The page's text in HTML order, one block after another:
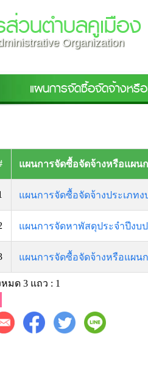
วนตำบลคูเมือง
Organization
แผนการจัดซื้อจัดจ้างหรื
แผนการจัดซื้อจัดจ้างหรือแผน
แผนการจัดซื้อจัดจ้างประเภท
แผนการจัดหาพัสดุประจำปีงบ
แผนการจัดซื้อจัดจ้างหรือแผน
มด 3 แถว : 1